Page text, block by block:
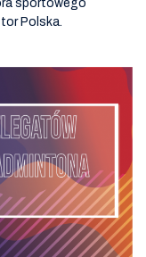
sportowego
Polska.